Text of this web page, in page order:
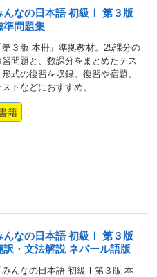
んなの日本語 初級Ⅰ 第３版
準問題集
第３版 本冊』準拠教材。25課分の
習問題と、数課分をまとめたテス
形式の復習を収録。復習や宿題、
ストなどにおすすめ。
籍
んなの日本語 初級Ⅰ 第３版
訳・文法解説 ネパール語版
みんなの日本語 初級Ⅰ第３版 本